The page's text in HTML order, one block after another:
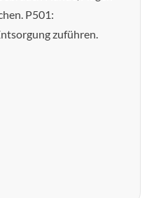
P501:
zuführen.